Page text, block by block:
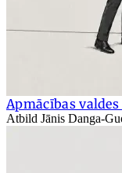
Apmācības
Atbild Jānis Danga-